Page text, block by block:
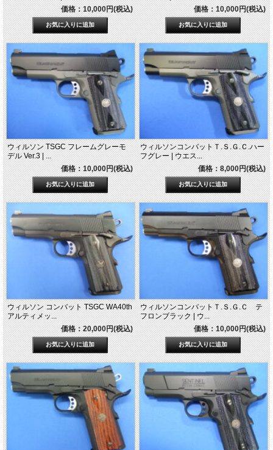
価格：10,000円(税込)
価格：10,000円(税込)
ウィルソン TSGC フレームグレーモ
デル Ver.3 | ...
価格：10,000円(税込)
ウィルソンコンバットＴ.Ｓ.Ｇ.Ｃ.ハー
フグレー | ウエス...
価格：8,000円(税込)
ウィルソン コンバット TSGC WA40th
アルティメッ...
価格：20,000円(税込)
ウィルソンコンバットＴ.Ｓ.Ｇ.Ｃ テ
フロンブラック | ウ...
価格：10,000円(税込)